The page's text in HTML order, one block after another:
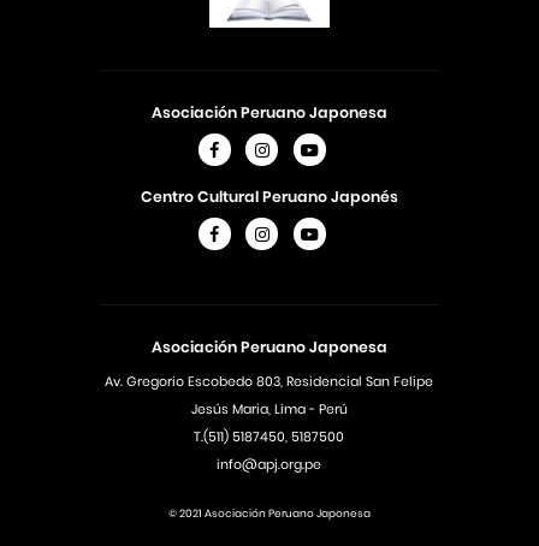
Asociación Peruano Japonesa
Av. Gregorio Escobedo 803, Residencial San Felipe
Jesús Maria, Lima - Perú
T.(511) 5187450, 5187500
info@apj.org.pe
Asociación Peruano Japonesa
Centro Cultural Peruano Japonés
© 2021 Asociación Peruano Japonesa